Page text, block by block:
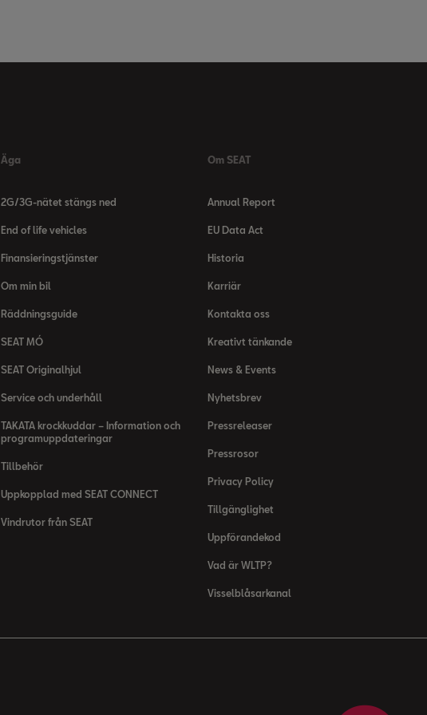
Äga
2G/3G-nätet stängs ned
End of life vehicles
Finansieringstjänster
Om min bil
Räddningsguide
SEAT MÓ
SEAT Originalhjul
Service och underhåll
TAKATA krockkuddar – Information och
programuppdateringar
Tillbehör
Uppkopplad med SEAT CONNECT
Vindrutor från SEAT
Om SEAT
Annual Report
EU Data Act
Historia
Karriär
Kontakta oss
Kreativt tänkande
News & Events
Nyhetsbrev
Pressreleaser
Pressrosor
Privacy Policy
Tillgänglighet
Uppförandekod
Vad är WLTP?
Visselblåsarkanal